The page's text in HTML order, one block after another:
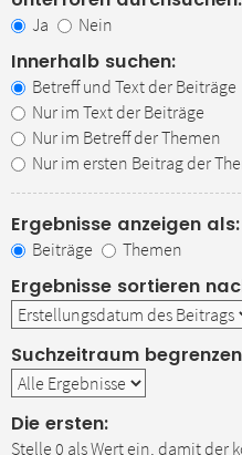
Ja Nein
Innerhalb suchen:
Betreff und Text der Beiträge
Nur im Text der Beiträge
Nur im Betreff der Themen
Nur im ersten Beitrag der
Ergebnisse anzeigen als:
Beiträge Themen
Ergebnisse sortieren
Suchzeitraum
Die ersten:
Stelle 0 als Wert ein, damit der